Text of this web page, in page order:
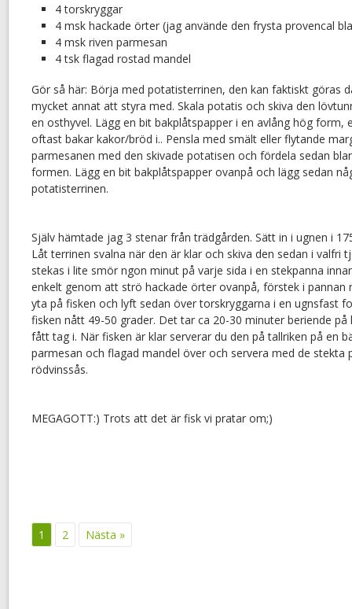
4 torskryggar
4 msk hackade örter (jag använde den frysta provencal
4 msk riven parmesan
4 tsk flagad rostad mandel
Gör så här: Börja med potatisterrinen, den kan faktiskt göras
mycket annat att styra med. Skala potatis och skiva den
en osthyvel. Lägg en bit bakplåtspapper i en avlång hög form,
oftast bakar kakor/bröd i.. Pensla med smält eller flytande
parmesanen med den skivade potatisen och fördela sedan
formen. Lägg en bit bakplåtspapper ovanpå och lägg sedan
potatisterrinen.
Själv hämtade jag 3 stenar från trädgården. Sätt in i ugnen i
Låt terrinen svalna när den är klar och skiva den sedan i valfri
stekas i lite smör ngon minut på varje sida i en stekpanna
enkelt genom att strö hackade örter ovanpå, förstek i pannan
yta på fisken och lyft sedan över torskryggarna i en ugnsfast
fisken nått 49-50 grader. Det tar ca 20-30 minuter beriende
fått tag i. När fisken är klar serverar du den på tallriken på en
parmesan och flagad mandel över och servera med de stekta
rödvinssås.
MEGAGOTT:) Trots att det är fisk vi pratar om;)
1 2 Nästa »